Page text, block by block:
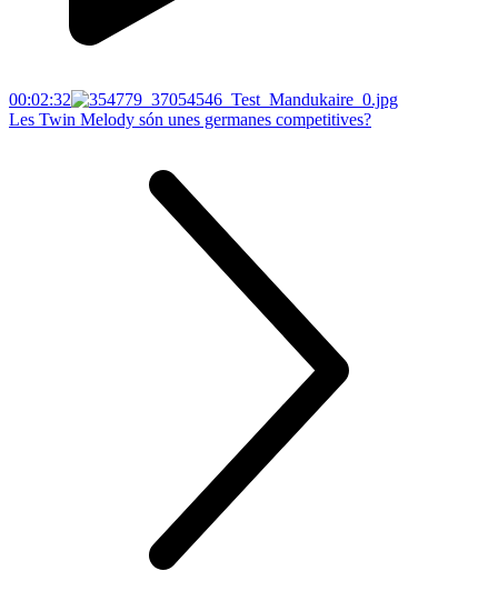
00:02:32
Les Twin Melody són unes germanes competitives?